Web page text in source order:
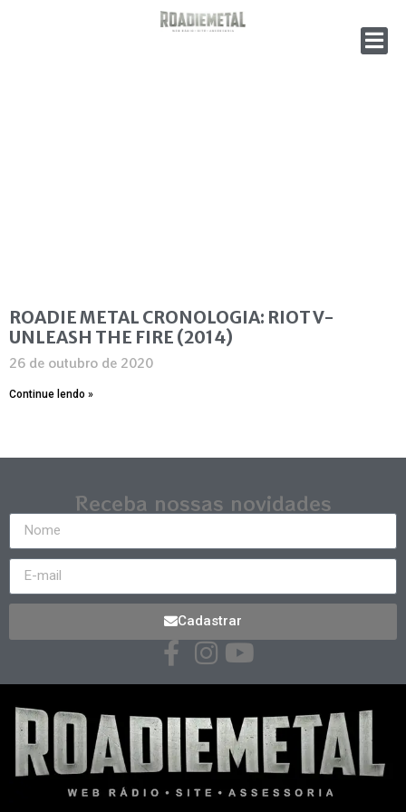
ROADIE METAL CRONOLOGIA: RIOT V-
UNLEASH THE FIRE (2014)
26 de outubro de 2020
Continue lendo »
Receba nossas novidades
Cadastrar